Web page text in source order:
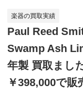
楽器の買取実績
Paul Reed
Swamp Ash
年製 買取まし
￥398,000で販